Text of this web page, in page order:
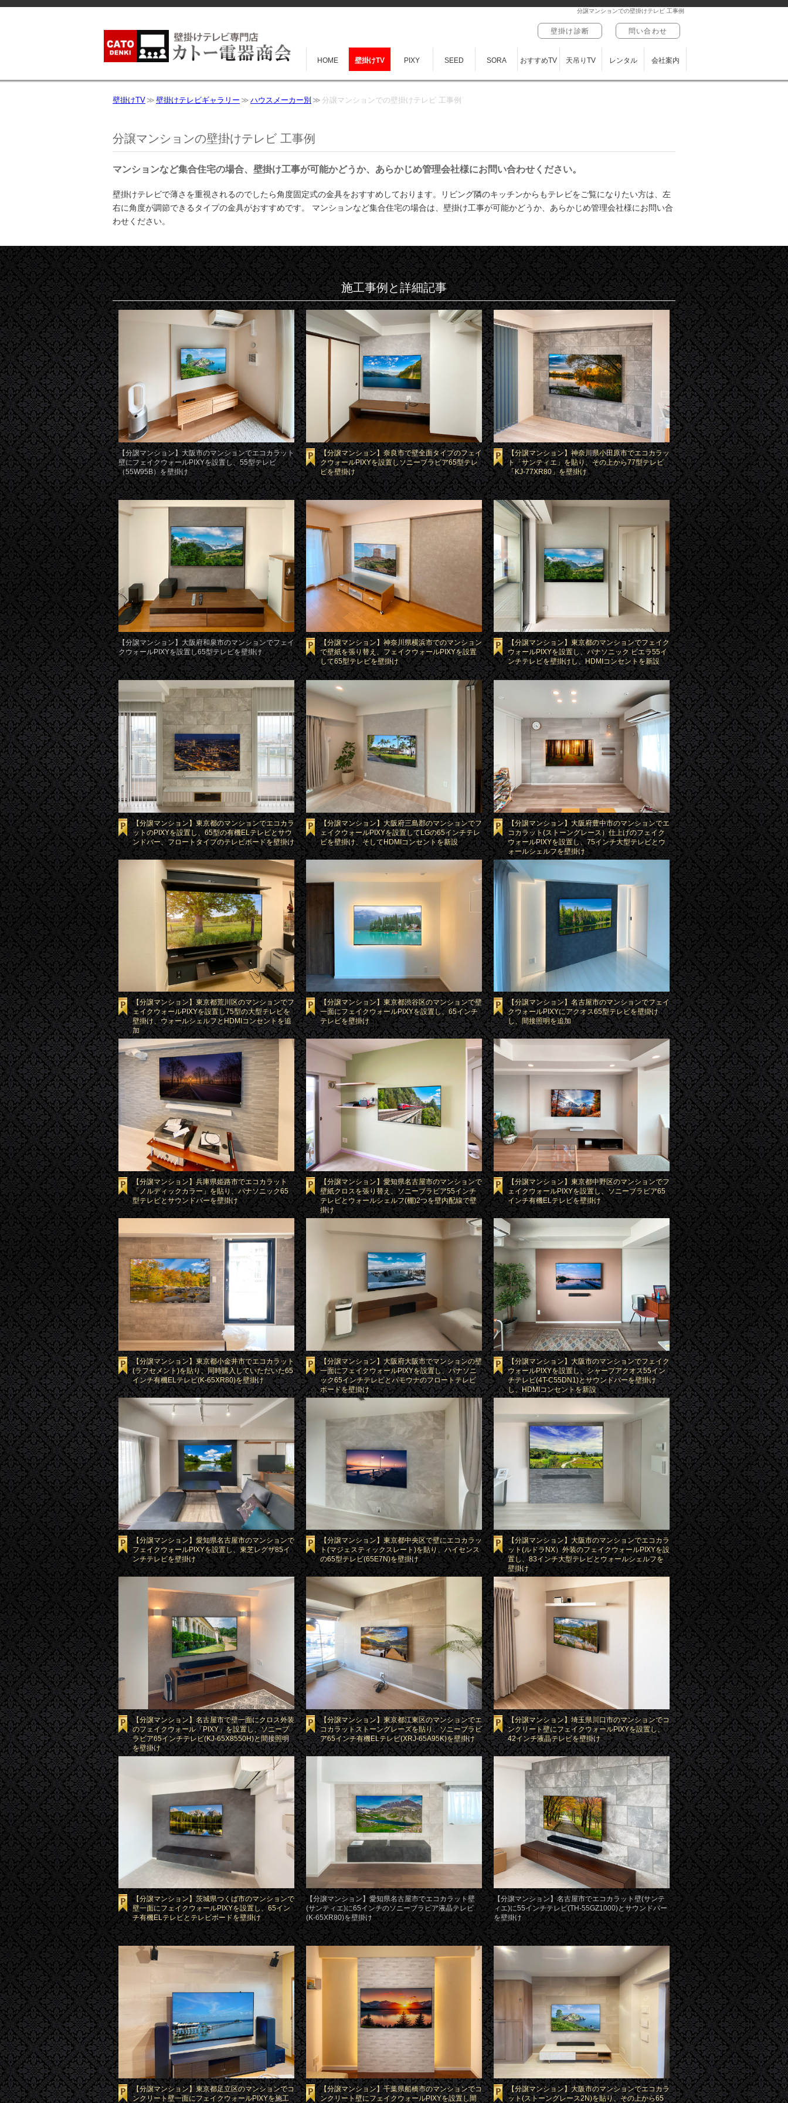
分譲マンションでの壁掛けテレビ 工事例
壁掛け診断 問い合わせ
HOME 壁掛けTV PIXY SEED SORA おすすめTV 天吊りTV レンタル 会社案内
壁掛けTV 壁掛けテレビギャラリー ハウスメーカー別 分譲マンションでの壁掛けテレビ 工事例
分譲マンションの壁掛けテレビ 工事例
マンションなど集合住宅の場合、壁掛け工事が可能かどうか、あらかじめ管理会社様にお問い合わせください。
壁掛けテレビで薄さを重視されるのでしたら角度固定式の金具をおすすめしております。リビング隣のキッチンからもテレビをご覧になりたい方は、左
右に角度が調節できるタイプの金具がおすすめです。 マンションなど集合住宅の場合は、壁掛け工事が可能かどうか、あらかじめ管理会社様にお問い合
わせください。
施工事例と詳細記事
【分譲マンション】大阪市のマンションでエコカラット
壁にフェイクウォールPIXYを設置し、55型テレビ
（55W95B）を壁掛け
【分譲マンション】奈良市で壁全面タイプのフェイ
クウォールPIXYを設置しソニーブラビア65型テレ
ビを壁掛け
【分譲マンション】神奈川県小田原市でエコカラッ
ト「サンティエ」を貼り、その上から77型テレビ
「KJ-77XR80」を壁掛け
【分譲マンション】大阪府和泉市のマンションでフェイ
クウォールPIXYを設置し65型テレビを壁掛け
【分譲マンション】神奈川県横浜市でのマンション
で壁紙を張り替え、フェイクウォールPIXYを設置
して65型テレビを壁掛け
【分譲マンション】東京都のマンションでフェイク
ウォールPIXYを設置し、パナソニック ビエラ55イ
ンチテレビを壁掛けし、HDMIコンセントを新設
【分譲マンション】東京都のマンションでエコカラ
ットのPIXYを設置し、65型の有機ELテレビとサウ
ンドバー、フロートタイプのテレビボードを壁掛け
【分譲マンション】大阪府三島郡のマンションでフ
ェイクウォールPIXYを設置してLGの65インチテレ
ビを壁掛け、そしてHDMIコンセントを新設
【分譲マンション】大阪府豊中市のマンションでエ
コカラット(ストーングレース）仕上げのフェイク
ウォールPIXYを設置し、75インチ大型テレビとウ
ォールシェルフを壁掛け
【分譲マンション】東京都荒川区のマンションでフ
ェイクウォールPIXYを設置し75型の大型テレビを
壁掛け、ウォールシェルフとHDMIコンセントを追
加
【分譲マンション】東京都渋谷区のマンションで壁
一面にフェイクウォールPIXYを設置し、65インチ
テレビを壁掛け
【分譲マンション】名古屋市のマンションでフェイ
クウォールPIXYにアクオス65型テレビを壁掛け
し、間接照明を追加
【分譲マンション】兵庫県姫路市でエコカラット
「ノルディックカラー」を貼り、パナソニック65
型テレビとサウンドバーを壁掛け
【分譲マンション】愛知県名古屋市のマンションで
壁紙クロスを張り替え、ソニーブラビア55インチ
テレビとウォールシェルフ(棚)2つを壁内配線で壁
掛け
【分譲マンション】東京都中野区のマンションでフ
ェイクウォールPIXYを設置し、ソニーブラビア65
インチ有機ELテレビを壁掛け
【分譲マンション】東京都小金井市でエコカラット
(ラフセメント)を貼り、同時購入していただいた65
インチ有機ELテレビ(K-65XR80)を壁掛け
【分譲マンション】大阪府大阪市でマンションの壁
一面にフェイクウォールPIXYを設置し、パナソニ
ック65インチテレビとパモウナのフロートテレビ
ボードを壁掛け
【分譲マンション】大阪市のマンションでフェイク
ウォールPIXYを設置し、シャープアクオス55イン
チテレビ(4T-C55DN1)とサウンドバーを壁掛け
し、HDMIコンセントを新設
【分譲マンション】愛知県名古屋市のマンションで
フェイクウォールPIXYを設置し、東芝レグザ85イ
ンチテレビを壁掛け
【分譲マンション】東京都中央区で壁にエコカラッ
ト(マジェスティックスレート)を貼り、ハイセンス
の65型テレビ(65E7N)を壁掛け
【分譲マンション】大阪市のマンションでエコカラ
ット(ルドラNX）外装のフェイクウォールPIXYを設
置し、83インチ大型テレビとウォールシェルフを
壁掛け
【分譲マンション】名古屋市で壁一面にクロス外装
のフェイクウォール「PIXY」を設置し、ソニーブ
ラビア65インチテレビ(KJ-65X8550H)と間接照明
を壁掛け
【分譲マンション】東京都江東区のマンションでエ
コカラットストーングレーズを貼り、ソニーブラビ
ア65インチ有機ELテレビ(XRJ-65A95K)を壁掛け
【分譲マンション】埼玉県川口市のマンションでコ
ンクリート壁にフェイクウォールPIXYを設置し、
42インチ液晶テレビを壁掛け
【分譲マンション】茨城県つくば市のマンションで
壁一面にフェイクウォールPIXYを設置し、65イン
チ有機ELテレビとテレビボードを壁掛け
【分譲マンション】愛知県名古屋市でエコカラット壁
(サンティエ)に65インチのソニーブラビア液晶テレビ
(K-65XR80)を壁掛け
【分譲マンション】名古屋市でエコカラット壁(サンテ
ィエ)に55インチテレビ(TH-55GZ1000)とサウンドバー
を壁掛け
【分譲マンション】東京都足立区のマンションでコ
ンクリート壁一面にフェイクウォールPIXYを施工
【分譲マンション】千葉県船橋市のマンションでコ
ンクリート壁にフェイクウォールPIXYを設置し間
【分譲マンション】大阪市のマンションでエコカラ
ット(ストーングレース2N)を貼り、その上から65